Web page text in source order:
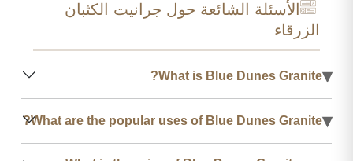
الأسئلة الشائعة حول جرانيت الكثبان
الزرقاء
▾
What is Blue Dunes Granite?
▾
What are the popular uses of Blue Dunes Granite?